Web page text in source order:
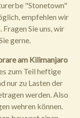
"Stonetown"
empfehlen wir
Fragen Sie uns, wir
gerne.
am Kilimanjaro
zum Teil heftige
nur zu Lasten der
werden. Also
wehren können.